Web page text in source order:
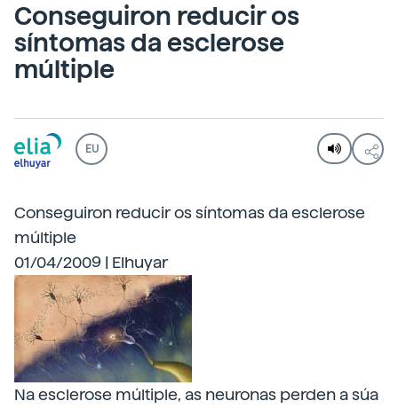
Conseguiron reducir os
síntomas da esclerose
múltiple
EU
Conseguiron reducir os síntomas da esclerose
múltiple
01/04/2009 | Elhuyar
Na esclerose múltiple, as neuronas perden a súa